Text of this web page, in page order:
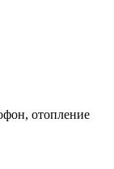
отопление